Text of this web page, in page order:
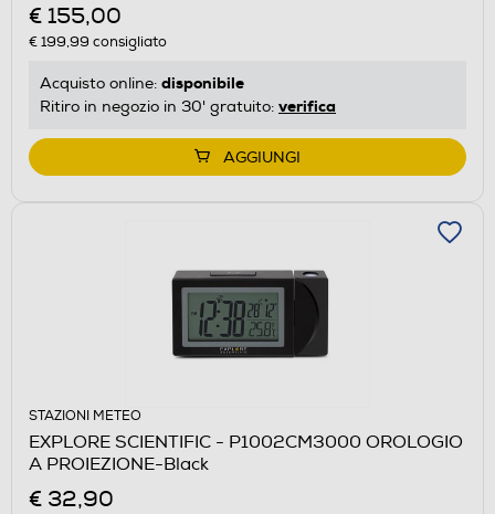
€ 155,00
€ 199,99 consigliato
Acquisto online: disponibile
Ritiro in negozio in 30' gratuito: verifica
AGGIUNGI
STAZIONI METEO
EXPLORE SCIENTIFIC - P1002CM3000 OROLOGIO
A PROIEZIONE-Black
€ 32,90